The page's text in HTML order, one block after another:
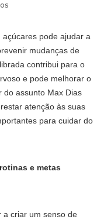
açúcares pode ajudar a
mudanças de
contribui para o
e pode melhorar o
do assunto Max Dias
atenção às suas
para cuidar do
e metas
a criar um senso de